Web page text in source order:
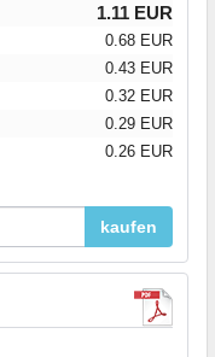
1.11 EUR
0.68 EUR
0.43 EUR
0.32 EUR
0.29 EUR
0.26 EUR
kaufen